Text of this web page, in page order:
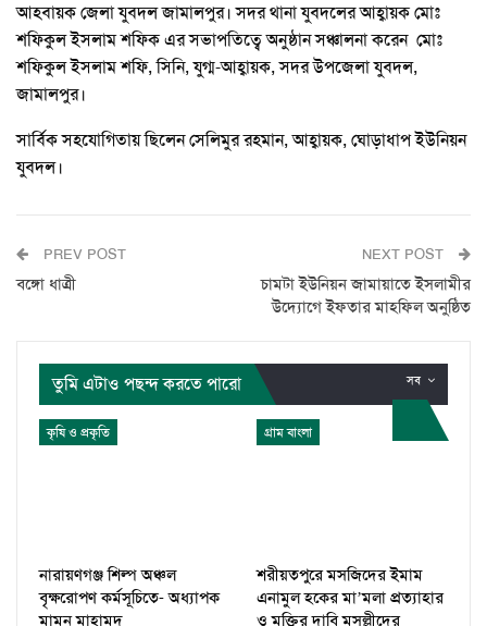
আহবায়ক জেলা যুবদল জামালপুর। সদর থানা যুবদলের আহ্বায়ক মোঃ
শফিকুল ইসলাম শফিক এর সভাপতিত্বে অনুষ্ঠান সঞ্চালনা করেন মোঃ
শফিকুল ইসলাম শফি, সিনি, যুগ্ম-আহ্বায়ক, সদর উপজেলা যুবদল,
জামালপুর।
সার্বিক সহযোগিতায় ছিলেন সেলিমুর রহমান, আহ্বায়ক, ঘোড়াধাপ ইউনিয়ন
যুবদল।
PREV POST
বঙ্গো ধাত্রী
NEXT POST
চামটা ইউনিয়ন জামায়াতে ইসলামীর
উদ্যোগে ইফতার মাহফিল অনুষ্ঠিত
সব
তুমি এটাও পছন্দ করতে পারো
কৃষি ও প্রকৃতি
নারায়ণগঞ্জ শিল্প অঞ্চল
বৃক্ষরোপণ কর্মসূচিতে- অধ্যাপক
মামুন মাহামুদ
গ্রাম বাংলা
শরীয়তপুরে মসজিদের ইমাম
এনামুল হকের মা’মলা প্রত্যাহার
ও মুক্তির দাবি মুসল্লীদের